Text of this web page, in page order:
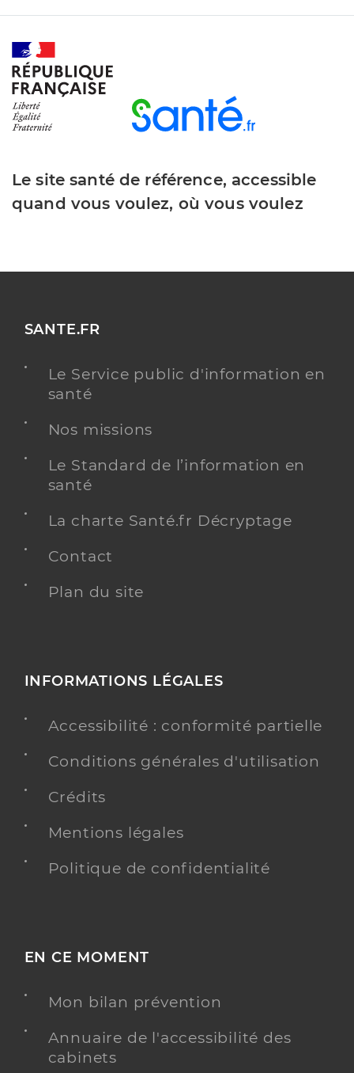
Le site santé de référence, accessible
quand vous voulez, où vous voulez
SANTE.FR
Le Service public d'information en
santé
Nos missions
Le Standard de l’information en
santé
La charte Santé.fr Décryptage
Contact
Plan du site
INFORMATIONS LÉGALES
Accessibilité : conformité partielle
Conditions générales d'utilisation
Crédits
Mentions légales
Politique de confidentialité
EN CE MOMENT
Mon bilan prévention
Annuaire de l'accessibilité des
cabinets